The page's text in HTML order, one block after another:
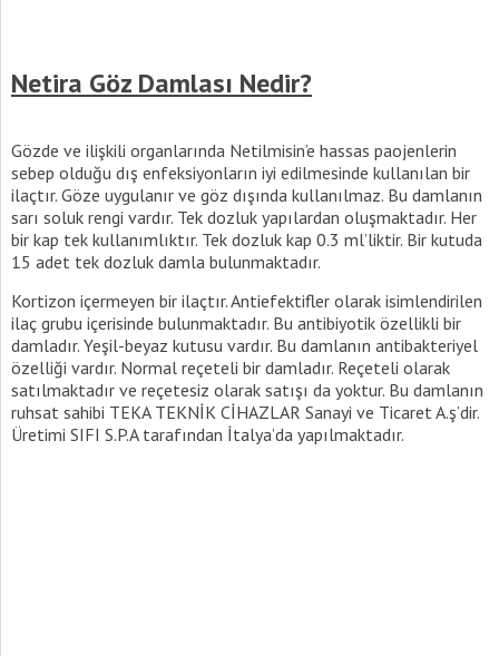
Netira Göz Damlası Nedir?
Gözde ve ilişkili organlarında Netilmisin’e hassas paojenlerin
sebep olduğu dış enfeksiyonların iyi edilmesinde kullanılan bir
ilaçtır. Göze uygulanır ve göz dışında kullanılmaz. Bu damlanın
sarı soluk rengi vardır. Tek dozluk yapılardan oluşmaktadır. Her
bir kap tek kullanımlıktır. Tek dozluk kap 0.3 ml’liktir. Bir kutuda
15 adet tek dozluk damla bulunmaktadır.
Kortizon içermeyen bir ilaçtır. Antiefektifler olarak isimlendirilen
ilaç grubu içerisinde bulunmaktadır. Bu antibiyotik özellikli bir
damladır. Yeşil-beyaz kutusu vardır. Bu damlanın antibakteriyel
özelliği vardır. Normal reçeteli bir damladır. Reçeteli olarak
satılmaktadır ve reçetesiz olarak satışı da yoktur. Bu damlanın
ruhsat sahibi TEKA TEKNİK CİHAZLAR Sanayi ve Ticaret A.ş’dir.
Üretimi SIFI S.P.A tarafından İtalya’da yapılmaktadır.